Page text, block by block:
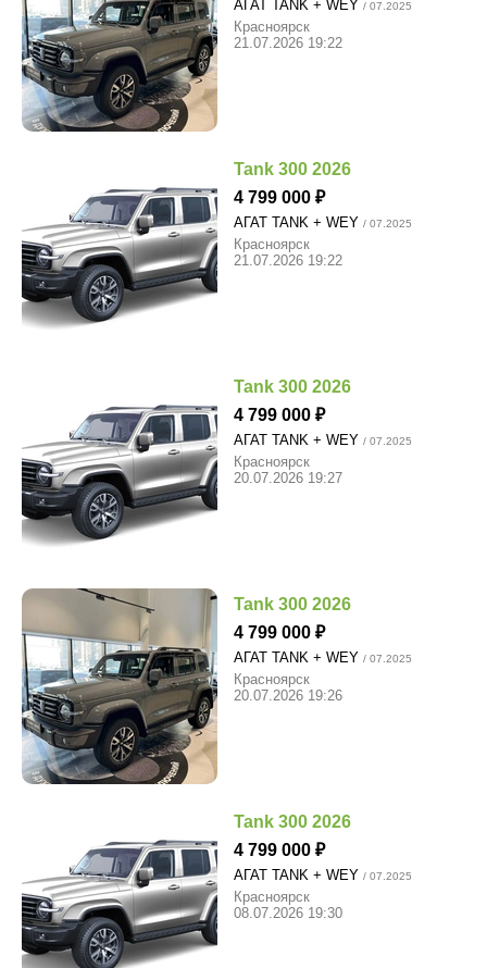
АГАТ TANK + WEY / 07.2025
Красноярск
21.07.2026 19:22
Tank 300 2026
4 799 000
АГАТ TANK + WEY / 07.2025
Красноярск
21.07.2026 19:22
Tank 300 2026
4 799 000
АГАТ TANK + WEY / 07.2025
Красноярск
20.07.2026 19:27
Tank 300 2026
4 799 000
АГАТ TANK + WEY / 07.2025
Красноярск
20.07.2026 19:26
Tank 300 2026
4 799 000
АГАТ TANK + WEY / 07.2025
Красноярск
08.07.2026 19:30